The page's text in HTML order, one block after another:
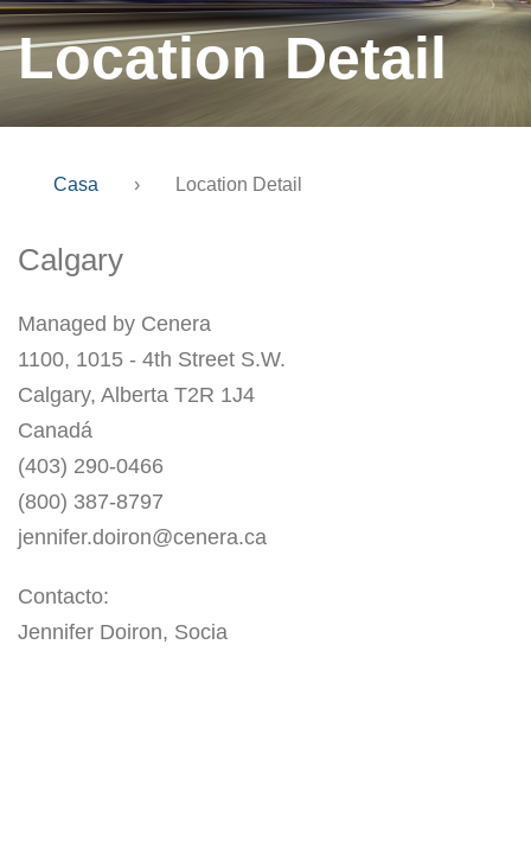
Location Detail
Casa › Location Detail
Calgary
Managed by Cenera
1100, 1015 - 4th Street S.W.
Calgary, Alberta T2R 1J4
Canadá
(403) 290-0466
(800) 387-8797
jennifer.doiron@cenera.ca
Contacto:
Jennifer Doiron, Socia